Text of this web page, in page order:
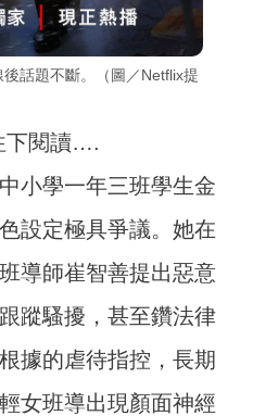
話題不斷。（圖／Netflix提
下閱讀….
小學一年三班學生金
設定極具爭議。她在
導師崔智善提出惡意
蹤騷擾，甚至鑽法律
據的虐待指控，長期
女班導出現顏面神經